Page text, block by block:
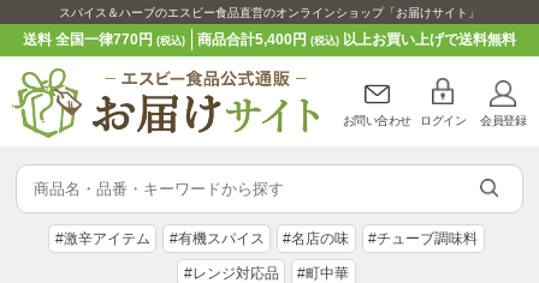
スパイス＆ハーブのエスビー食品直営のオンラインショップ「お届けサイト」
送料 全国一律770円(税込) 商品合計5,400円 (税込)以上お買い上げで送料無料
お問い合わせ ログイン 会員登録
#激辛アイテム #有機スパイス #名店の味 #チューブ調味料
#レンジ対応品 #町中華